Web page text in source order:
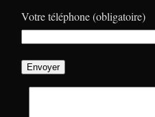
Votre téléphone (obligatoire)